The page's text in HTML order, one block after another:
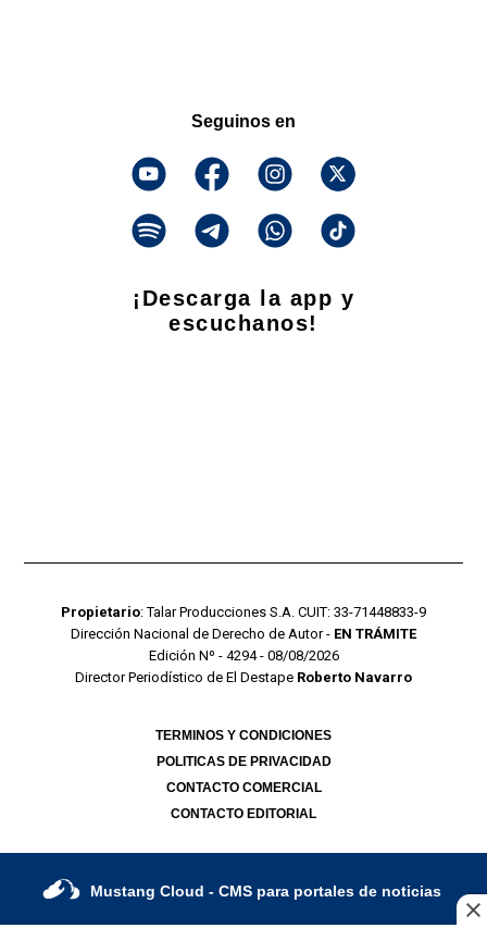
Seguinos en
¡Descarga la app y
escuchanos!
Propietario: Talar Producciones S.A. CUIT: 33-71448833-9
Dirección Nacional de Derecho de Autor - EN TRÁMITE
Edición Nº - 4294 - 08/08/2026
Director Periodístico de El Destape Roberto Navarro
TERMINOS Y CONDICIONES
POLITICAS DE PRIVACIDAD
CONTACTO COMERCIAL
CONTACTO EDITORIAL
Mustang Cloud - CMS para portales de noticias